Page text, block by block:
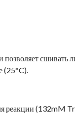
позволяет
(25°C).
реакции (132mM